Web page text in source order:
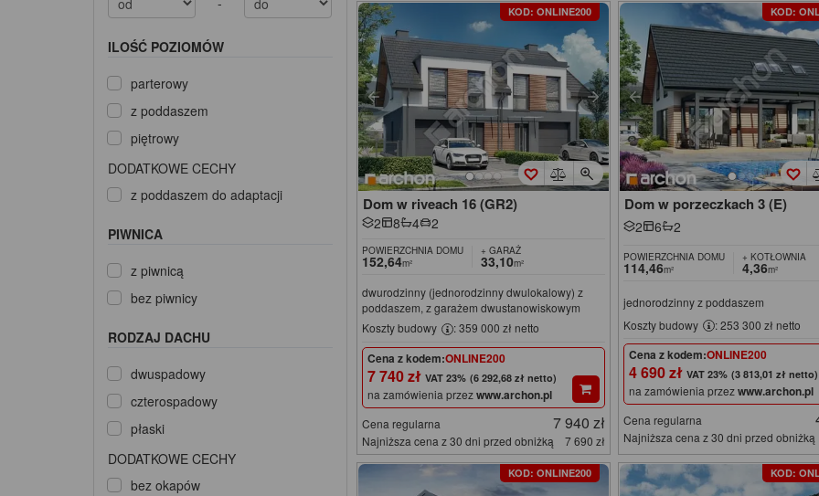
KOD: ONLINE200
Dom w riveach 16 (GR2)
2 8 4 2
POWIERZCHNIA DOMU
152,64m²
+ GARAŻ
33,10m²
dwurodzinny (jednorodzinny dwulokalowy) z
poddaszem, z garażem dwustanowiskowym
Koszty budowy
: 359 000 zł netto
Cena z kodem:ONLINE200
7 740 zł (6 292,68 zł netto)
na zamówienia przezwww.archon.pl
Cena regularna 7 940 zł
Najniższa cena z 30 dni przed obniżką 7 690 zł
KOD:
Dom w porzeczkach 3 (E)
2 6 2
POWIERZCHNIA DOMU
114,46m²
+ KOTŁOWNIA
4,36m²
jednorodzinny z poddaszem
Koszty budowy
: 253 300 zł netto
Cena z kodem:ONLINE200
4 690 zł (3 813,01 zł netto)
na zamówienia przezwww.archon.pl
Cena regularna
Najniższa cena z 30 dni przed obniżką
KOD: ONLINE200 KOD:
ILOŚĆ POZIOMÓW
parterowy
z poddaszem
piętrowy
DODATKOWE CECHY
z poddaszem do adaptacji
PIWNICA
z piwnicą
bez piwnicy
RODZAJ DACHU
dwuspadowy
czterospadowy
płaski
DODATKOWE CECHY
bez okapów